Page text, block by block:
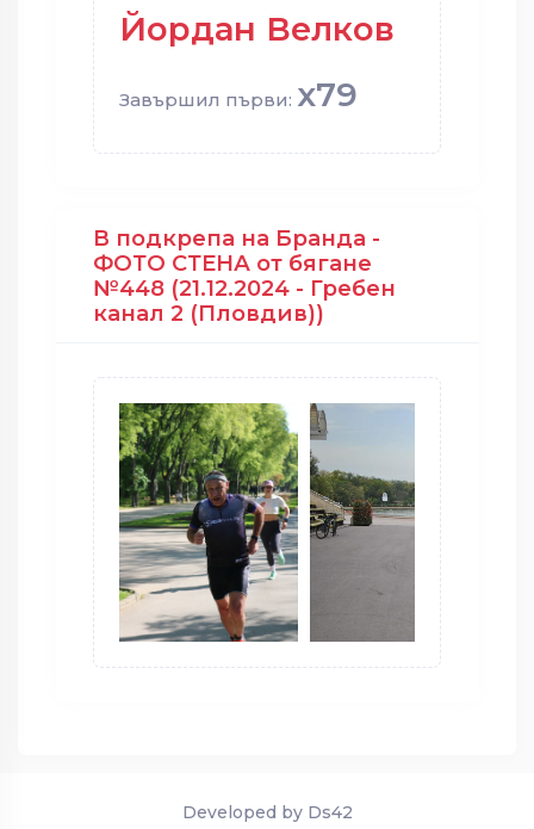
Йордан Велков
Завършил първи: x79
В подкрепа на Бранда -
ФОТО СТЕНА от бягане
№448 (21.12.2024 - Гребен
канал 2 (Пловдив))
Developed by Ds42